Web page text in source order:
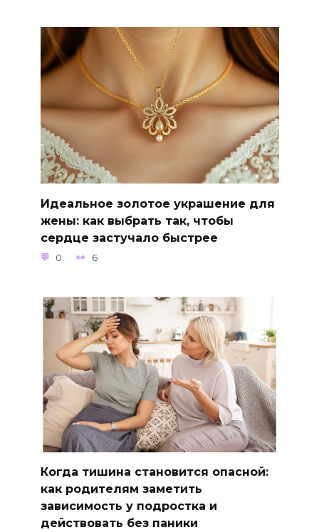
Идеальное золотое украшение для
жены: как выбрать так, чтобы
сердце застучало быстрее
0 6
Когда тишина становится опасной:
как родителям заметить
зависимость у подростка и
действовать без паники